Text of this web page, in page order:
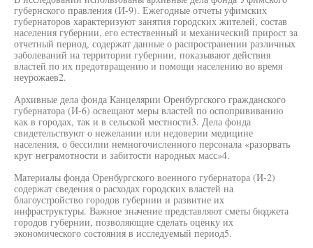
губернского правления (И-9). Ежегодные отчеты уфимских
губернаторов характеризуют занятия городских жителей, состав
населения губернии, его естественный и механический прирост за
отчетный период, содержат данные о распространении различных
заболеваний на территории губернии, показывают действия
властей по их предотвращению и помощи населению во время
неурожаев2.
Архивные дела фонда Канцелярии Оренбургского гражданского
губернатора (И-6) освещают меры властей по оспопрививанию
как в городах, так и в сельской местности3. Дела фонда
свидетельствуют о нежелании или недоверии медицине
населения, о бессилии немногочисленного персонала «разорвать
круг неграмотности и забитости народных масс»4.
Материалы фонда Оренбургского военного губернатора (И-2)
содержат сведения о расходах городских властей на
благоустройство городов губернии и развитие их
инфраструктуры. Важное значение представляют сметы бюджета
городов губернии, позволяющие сделать оценку их
экономического состояния в исследуемый период5.